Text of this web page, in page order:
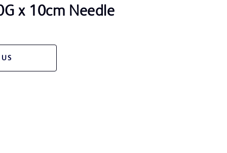
x 10cm Needle